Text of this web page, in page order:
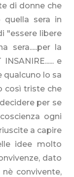
di donne che
sera in
"essere libere
sera.....per la
e
qualcuno lo sa
così triste che
per se
ogni
a capire
idee molto
dato
convivente,